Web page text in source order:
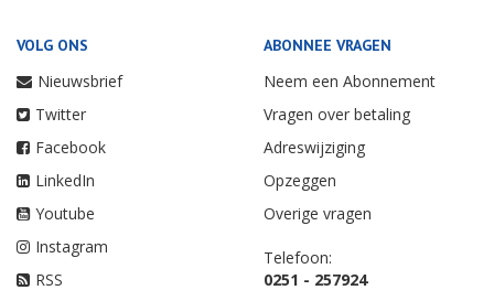
VOLG ONS
Nieuwsbrief
Twitter
Facebook
LinkedIn
Youtube
Instagram
RSS
ABONNEE VRAGEN
Neem een Abonnement
Vragen over betaling
Adreswijziging
Opzeggen
Overige vragen
Telefoon:
0251 - 257924